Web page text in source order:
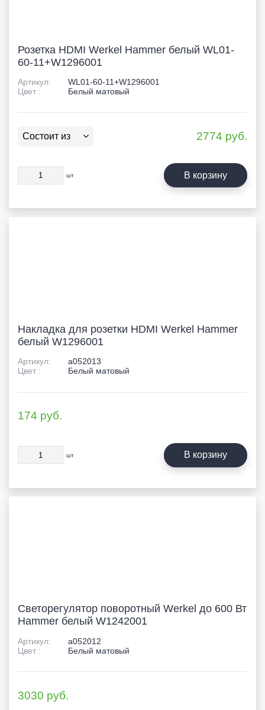
Розетка HDMI Werkel Hammer белый WL01-
60-11+W1296001
Артикул:
WL01-60-11+W1296001
Цвет :
Белый матовый
Состоит из 2774 руб.
шт В корзину
Накладка для розетки HDMI Werkel Hammer
белый W1296001
Артикул:
a052013
Цвет :
Белый матовый
174 руб.
шт В корзину
Светорегулятор поворотный Werkel до 600 Вт
Hammer белый W1242001
Артикул:
a052012
Цвет :
Белый матовый
3030 руб.